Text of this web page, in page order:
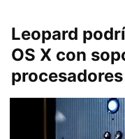
Leopard
OS X con